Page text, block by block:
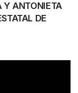
Y ANTONIETA
DE